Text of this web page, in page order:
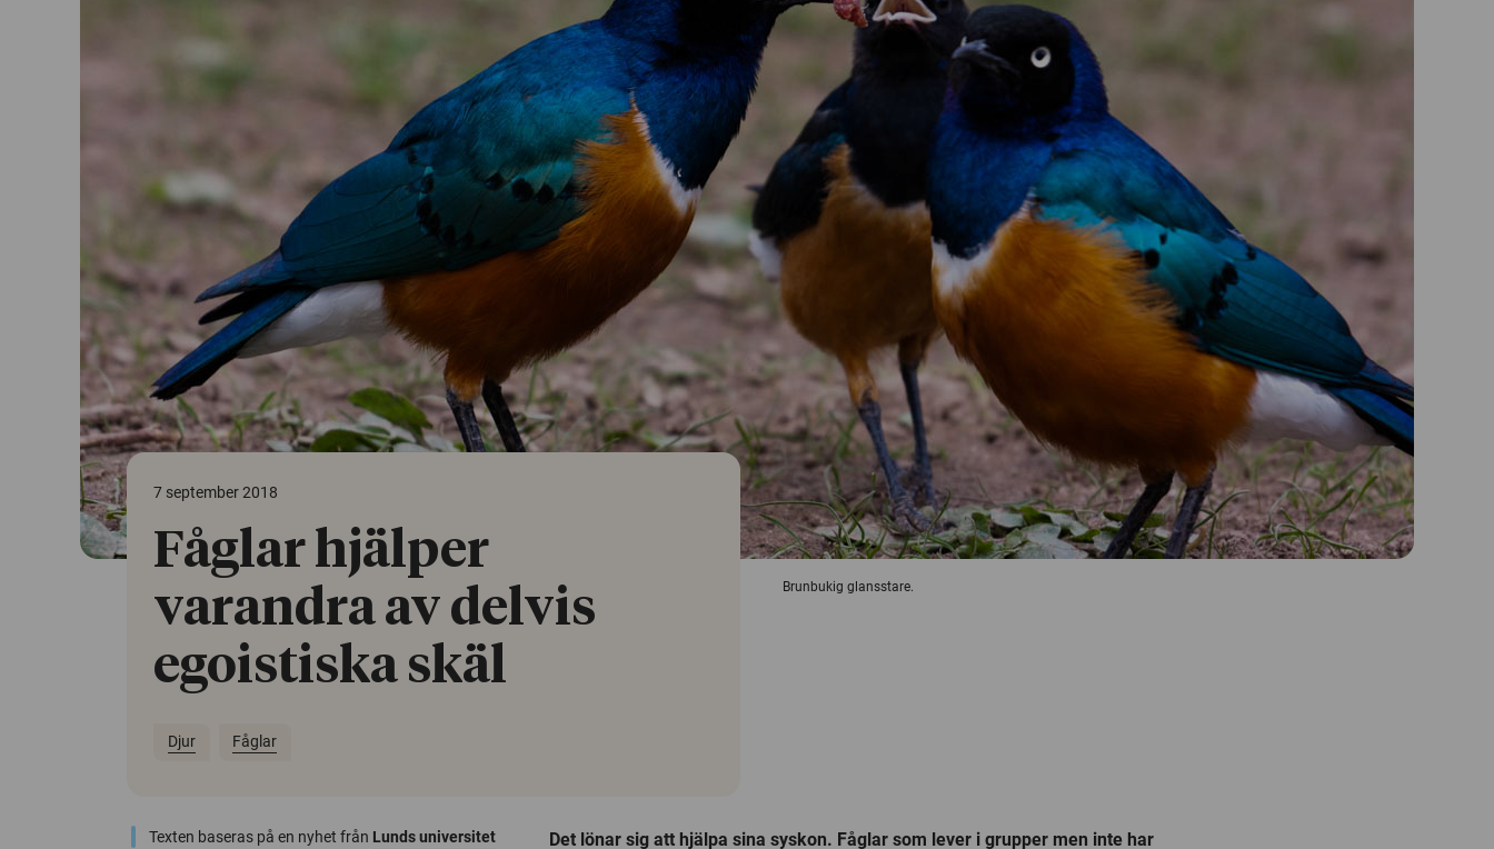
Brunbukig glansstare.
7 september 2018
Fåglar hjälper
varandra av delvis
egoistiska skäl
Djur Fåglar
Texten baseras på en nyhet från Lunds universitet
Det lönar sig att hjälpa sina syskon. Fåglar som lever i grupper men inte har